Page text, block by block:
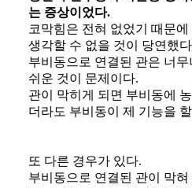
는 증상이었다.
코막힘은 전혀 없었기 때문
생각할 수 없을 것이 당연했
부비동으로 연결된 관은 너무
쉬운 것이 문제이다.
관이 막히게 되면 부비동에
더라도 부비동이 제 기능을
​또 다른 경우가 있다.
부비동으로 연결된 관이 막